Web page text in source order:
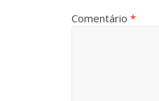
Comentário *